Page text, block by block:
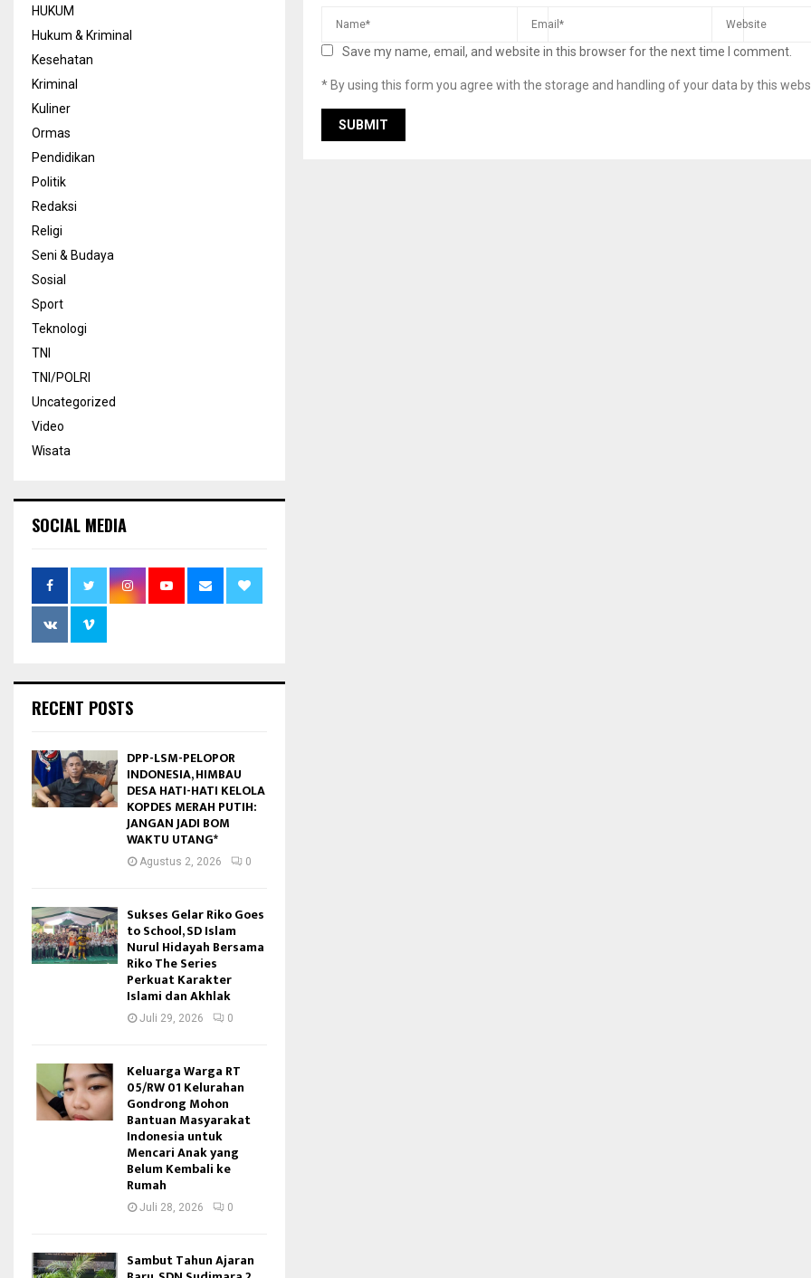
Save my name, email, and website in this browser for the next time I comment.
* By using this form you agree with the storage and handling of your data by this
HUKUM
Hukum & Kriminal
Kesehatan
Kriminal
Kuliner
Ormas
Pendidikan
Politik
Redaksi
Religi
Seni & Budaya
Sosial
Sport
Teknologi
TNI
TNI/POLRI
Uncategorized
Video
Wisata
SOCIAL MEDIA
RECENT POSTS
DPP-LSM-PELOPOR
INDONESIA, HIMBAU
DESA HATI-HATI KELOLA
KOPDES MERAH PUTIH:
JANGAN JADI BOM
WAKTU UTANG*
Agustus 2, 2026 0
Sukses Gelar Riko Goes
to School, SD Islam
Nurul Hidayah Bersama
Riko The Series
Perkuat Karakter
Islami dan Akhlak
Juli 29, 2026 0
Keluarga Warga RT
05/RW 01 Kelurahan
Gondrong Mohon
Bantuan Masyarakat
Indonesia untuk
Mencari Anak yang
Belum Kembali ke
Rumah
Juli 28, 2026 0
Sambut Tahun Ajaran